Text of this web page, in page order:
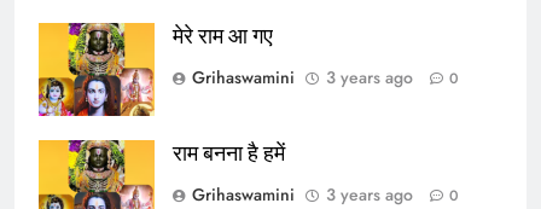
मेरे राम आ गए
Grihaswamini
3 years ago 0
राम बनना है हमें
Grihaswamini
3 years ago 0